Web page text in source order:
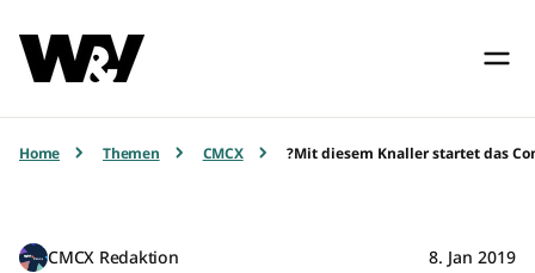
Home Themen CMCX ?Mit diesem Knaller startet das
CMCX Redaktion 8. Jan 2019